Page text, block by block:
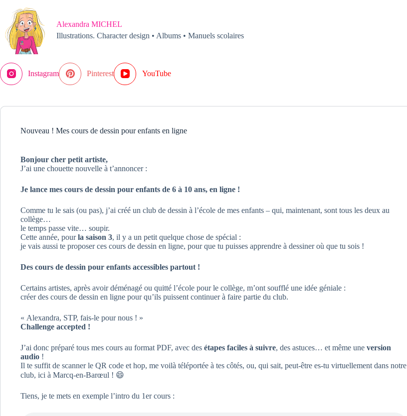
contenu
Alexandra MICHEL
Illustrations. Character design • Albums • Manuels scolaires
Instagram Pinterest YouTube
Nouveau ! Mes cours de dessin pour enfants en ligne
Bonjour cher petit artiste,
J’ai une chouette nouvelle à t’annoncer :
Je lance mes cours de dessin pour enfants de 6 à 10 ans, en ligne !
Comme tu le sais (ou pas), j’ai créé un club de dessin à l’école de mes enfants – qui, maintenant, sont tous les deux au
collège…
le temps passe vite… soupir.
Cette année, pourla saison 3, il y a un petit quelque chose de spécial :
je vais aussi te proposer ces cours de dessin en ligne, pour que tu puisses apprendre à dessiner où que tu sois !
Des cours de dessin pour enfants accessibles partout !
Certains artistes, après avoir déménagé ou quitté l’école pour le collège, m’ont soufflé une idée géniale :
créer des cours de dessin en ligne pour qu’ils puissent continuer à faire partie du club.
« Alexandra, STP, fais-le pour nous ! »
Challenge accepted !
J’ai donc préparé tous mes cours au format PDF, avec des étapes faciles à suivre, des astuces… et même une version
audio !
Il te suffit de scanner le QR code et hop, me voilà téléportée à tes côtés, ou, qui sait, peut-être es-tu virtuellement dans notre
club, ici à Marcq-en-Barœul ! 😄
Tiens, je te mets en exemple l’intro du 1er cours :